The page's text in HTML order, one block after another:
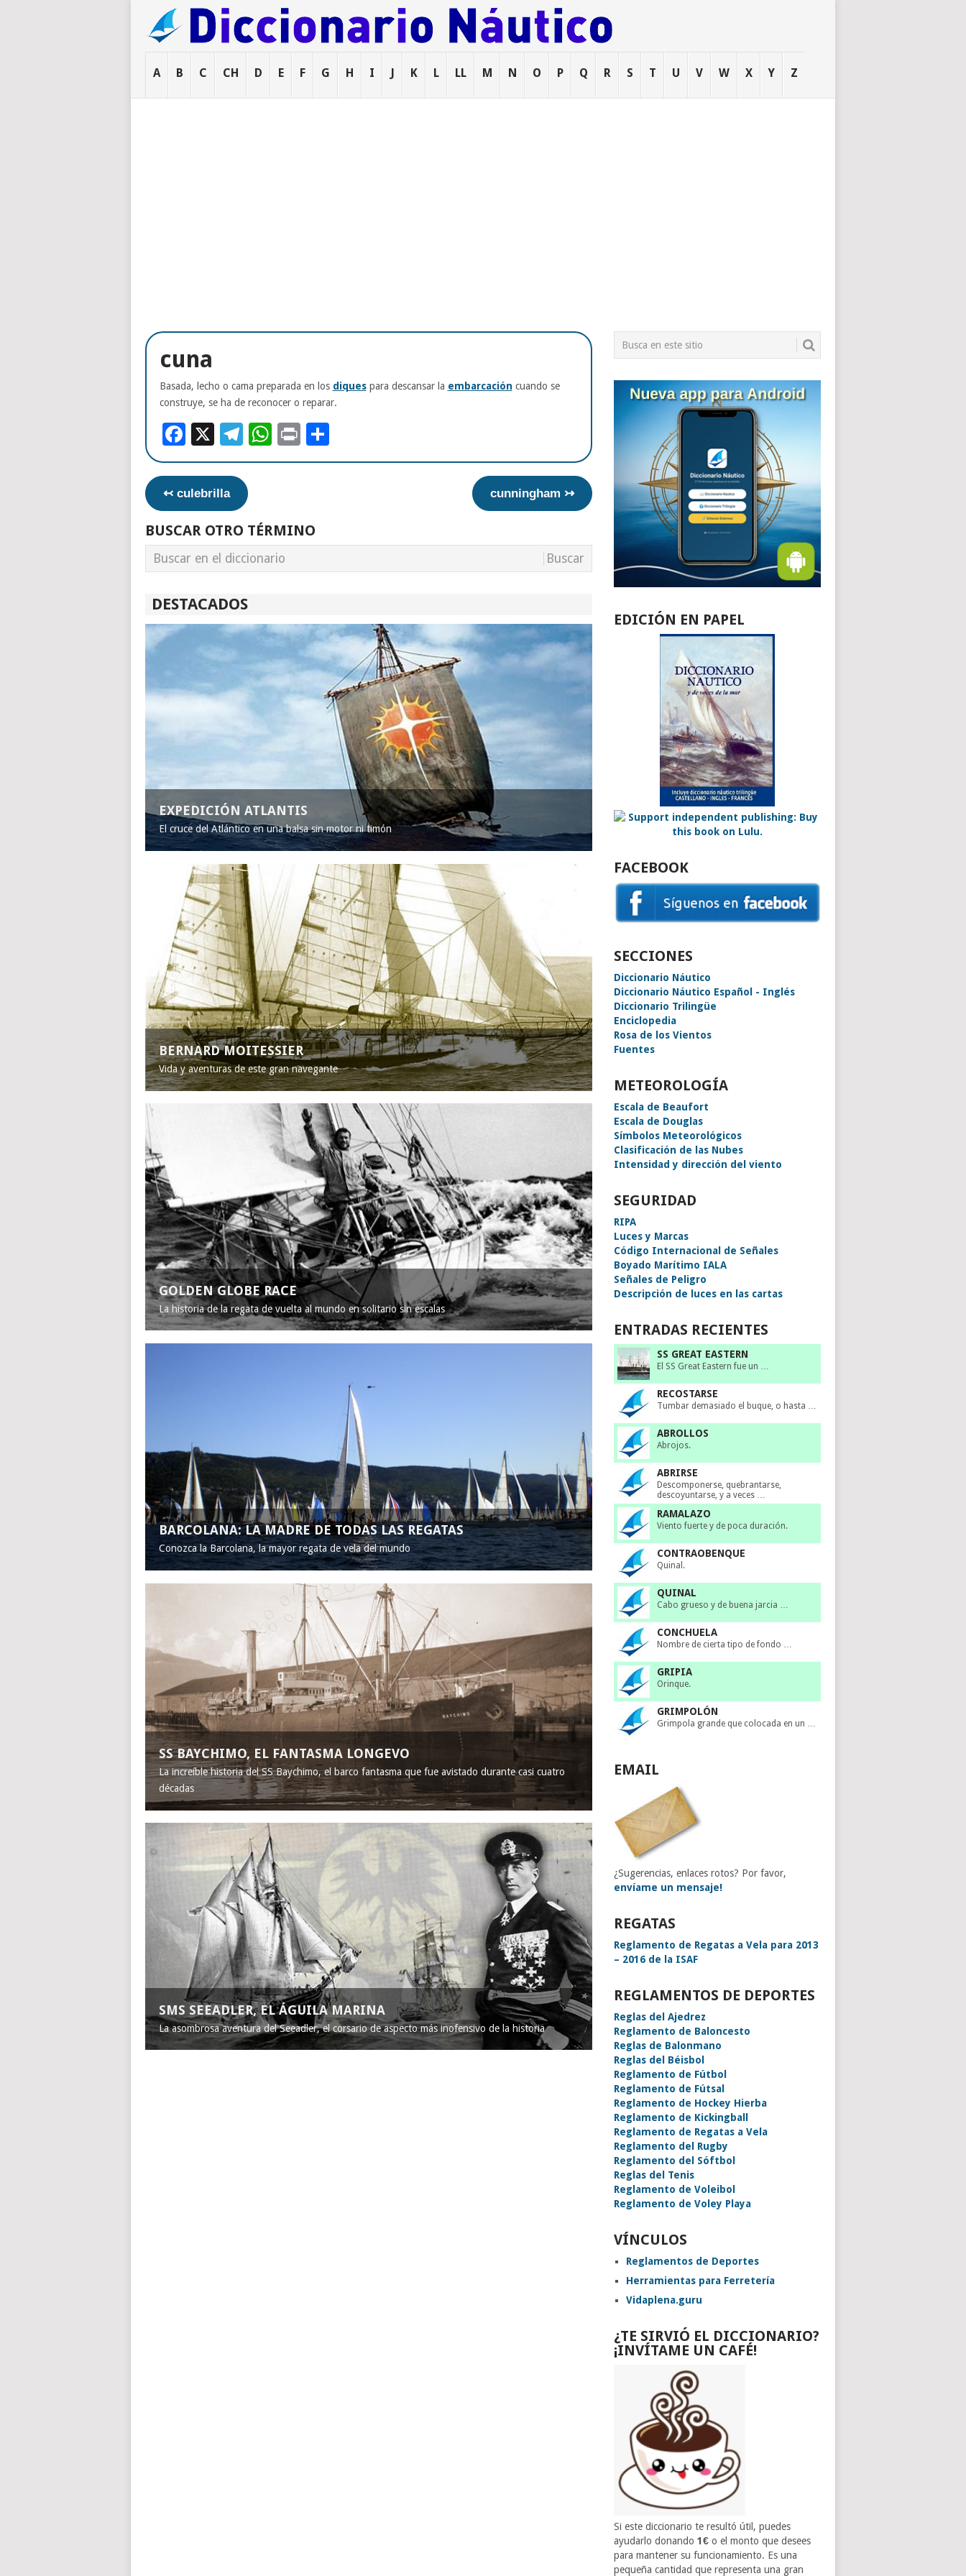
A B C CH D E F G H I J K L LL M N O P Q R S T U V W X Y Z
cuna
Basada, lecho o cama preparada en los diquespara descansar la embarcación cuando se
construye, se ha de reconocer o reparar.
Facebook
X Telegram
WhatsApp
PrintCompartir
↢ culebrilla cunningham ↣
BUSCAR OTRO TÉRMINO
DESTACADOS
EXPEDICIÓN ATLANTIS
El cruce del Atlántico en una balsa sin motor ni timón
BERNARD MOITESSIER
Vida y aventuras de este gran navegante
GOLDEN GLOBE RACE
La historia de la regata de vuelta al mundo en solitario sin escalas
BARCOLANA: LA MADRE DE TODAS LAS REGATAS
Conozca la Barcolana, la mayor regata de vela del mundo
SS BAYCHIMO, EL FANTASMA LONGEVO
La increíble historia del SS Baychimo, el barco fantasma que fue avistado durante casi cuatro
décadas
SMS SEEADLER, EL ÁGUILA MARINA
La asombrosa aventura del Seeadler, el corsario de aspecto más inofensivo de la historia
EDICIÓN EN PAPEL
FACEBOOK
SECCIONES
Diccionario Náutico
Diccionario Náutico Español - Inglés
Diccionario Trilingüe
Enciclopedia
Rosa de los Vientos
Fuentes
METEOROLOGÍA
Escala de Beaufort
Escala de Douglas
Símbolos Meteorológicos
Clasificación de las Nubes
Intensidad y dirección del viento
SEGURIDAD
RIPA
Luces y Marcas
Código Internacional de Señales
Boyado Marítimo IALA
Señales de Peligro
Descripción de luces en las cartas
ENTRADAS RECIENTES
SS GREAT EASTERN
El SS Great Eastern fue un …
RECOSTARSE
Tumbar demasiado el buque, o hasta …
ABROLLOS
Abrojos.
ABRIRSE
Descomponerse, quebrantarse,
descoyuntarse, y a veces …
RAMALAZO
Viento fuerte y de poca duración.
CONTRAOBENQUE
Quinal.
QUINAL
Cabo grueso y de buena jarcia …
CONCHUELA
Nombre de cierta tipo de fondo …
GRIPIA
Orinque.
GRIMPOLÓN
Grimpola grande que colocada en un …
EMAIL
¿Sugerencias, enlaces rotos? Por favor,
envíame un mensaje!
REGATAS
Reglamento de Regatas a Vela para 2013
– 2016 de la ISAF
REGLAMENTOS DE DEPORTES
Reglas del Ajedrez
Reglamento de Baloncesto
Reglas de Balonmano
Reglas del Béisbol
Reglamento de Fútbol
Reglamento de Fútsal
Reglamento de Hockey Hierba
Reglamento de Kickingball
Reglamento de Regatas a Vela
Reglamento del Rugby
Reglamento del Sóftbol
Reglas del Tenis
Reglamento de Voleibol
Reglamento de Voley Playa
VÍNCULOS
Reglamentos de Deportes
Herramientas para Ferretería
Vidaplena.guru
¿TE SIRVIÓ EL DICCIONARIO?
¡INVÍTAME UN CAFÉ!
Si este diccionario te resultó útil, puedes
ayudarlo donando1€ o el monto que desees
para mantener su funcionamiento. Es una
pequeña cantidad que representa una gran